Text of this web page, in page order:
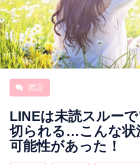
鑑定 占い師
キーワード別
彼の気持ち 恋の行方
今週の運勢 彼氏
相性
鑑定
LINEは未読スルー
切られる…こんな状
可能性があった！